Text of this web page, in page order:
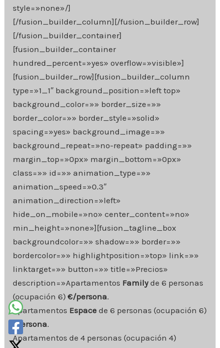
style=»none»/]
[/fusion_builder_column][/fusion_builder_row]
[/fusion_builder_container]
[fusion_builder_container
hundred_percent=»yes» overflow=»visible»]
[fusion_builder_row][fusion_builder_column
type=»1_1″ background_position=»left top»
background_color=»» border_size=»»
border_color=»» border_style=»solid»
spacing=»yes» background_image=»»
background_repeat=»no-repeat» padding=»»
margin_top=»0px» margin_bottom=»0px»
class=»» id=»» animation_type=»»
animation_speed=»0.3″
animation_direction=»left»
hide_on_mobile=»no» center_content=»no»
min_height=»none»][fusion_tagline_box
backgroundcolor=»» shadow=»» border=»»
bordercolor=»» highlightposition=»top» link=»»
linktarget=»» button=»» title=»Precios»
description=»Apartamentos Familyde 6 personas
(ocupación 6)€/persona.
Apartamentos Espace de 6 personas (ocupación 6)
/persona.
Apartamentos de 4 personas (ocupación 4)